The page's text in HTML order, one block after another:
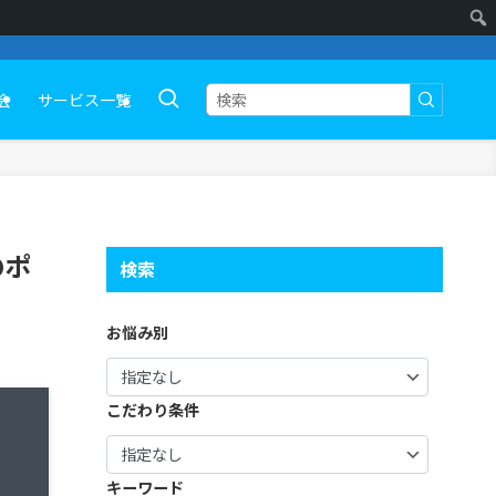
サービス一覧
検索
お悩み別
こだわり条件
キーワード